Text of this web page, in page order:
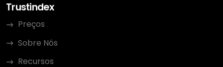
Trustindex
Preços
Sobre Nós
Recursos